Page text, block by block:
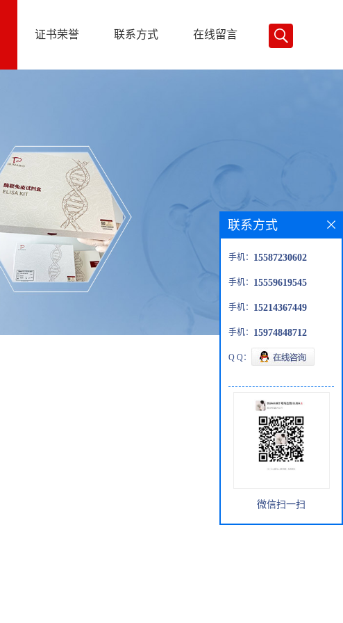
证书荣誉 联系方式 在线留言
联系方式
手机： 15587230602
手机： 15559619545
手机： 15214367449
手机： 15974848712
Q Q：
微信扫一扫